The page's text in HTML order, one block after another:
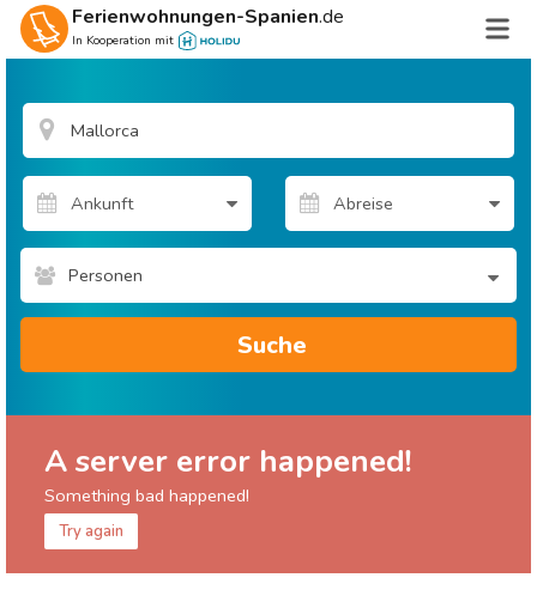
Ferienwohnungen-Spanien.de
In Kooperation mit
Personen
Suche
A server error happened!
Something bad happened!
Try again